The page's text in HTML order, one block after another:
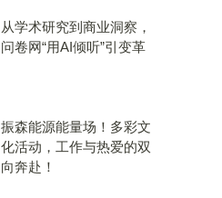
从学术研究到商业洞察，
问卷网“用AI倾听”引变革
振森能源能量场！多彩文
化活动，工作与热爱的双
向奔赴！